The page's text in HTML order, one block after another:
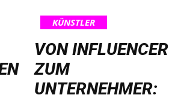
KÜNSTLER
VON INFLUENCER
ZUM
UNTERNEHMER: